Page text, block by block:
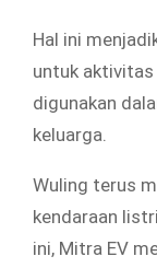
Hal ini
untuk aktivitas
digunakan
keluarga.
Wuling terus
kendaraan
ini, Mitra EV